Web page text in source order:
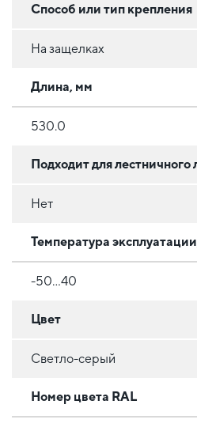
Способ или тип крепления
На защелках
Длина, мм
530.0
Подходит для лестничного
Нет
Температура
-50...40
Цвет
Светло-серый
Номер цвета RAL